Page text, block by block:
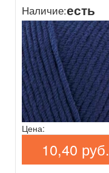
Наличие:есть
Цена:
10,40 руб.